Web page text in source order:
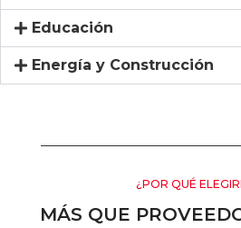
Educación
Energía y Construcción
¿POR QUÉ
MÁS QUE